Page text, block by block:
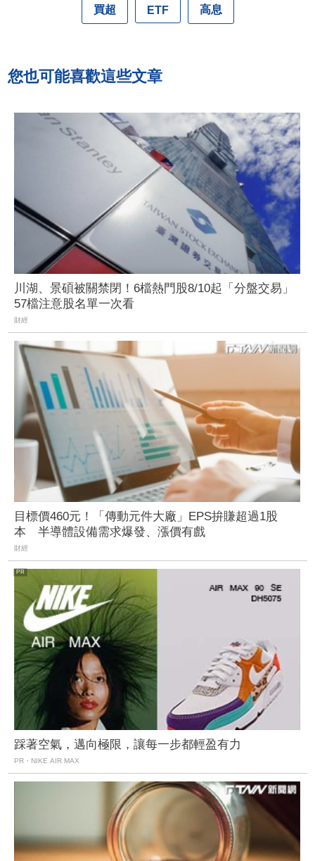
買超 ETF 高息
您也可能喜歡這些文章
川湖、景碩被關禁閉！6檔熱門股8/10起「分盤交易」
57檔注意股名單一次看
財經
目標價460元！「傳動元件大廠」EPS拚賺超過1股
本 半導體設備需求爆發、漲價有戲
財經
踩著空氣，邁向極限，讓每一步都輕盈有力
PR・NIKE AIR MAX